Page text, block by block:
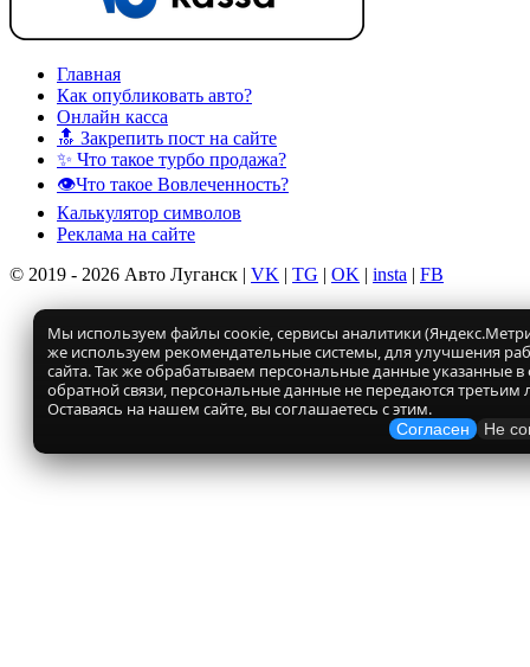
Главная
Как опубликовать авто?
Онлайн касса
🔝 Закрепить пост на сайте
✨ Что такое турбо продажа?
👁️Что такое Вовлеченность?
Калькулятор символов
Реклама на сайте
© 2019 - 2026 Авто Луганск | VK TG OK insta FB
Мы используем файлы соокіе, сервисы аналитики
же используем рекомендательные системы, для улучшения
сайта. Так же обрабатываем персональные данные указанные
обратной связи, персональные данные не передаются третьим
Оставаясь на нашем сайте, вы соглашаетесь с этим.
Согласен Не